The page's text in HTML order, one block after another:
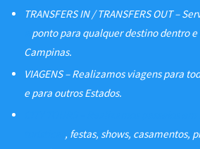
TRANSFERS IN / TRANSFERS OUT –
ponto para qualquer destino dentro
Campinas.
VIAGENS – Realizamos viagens para
e para outros Estados.
, festas, shows, casamentos,